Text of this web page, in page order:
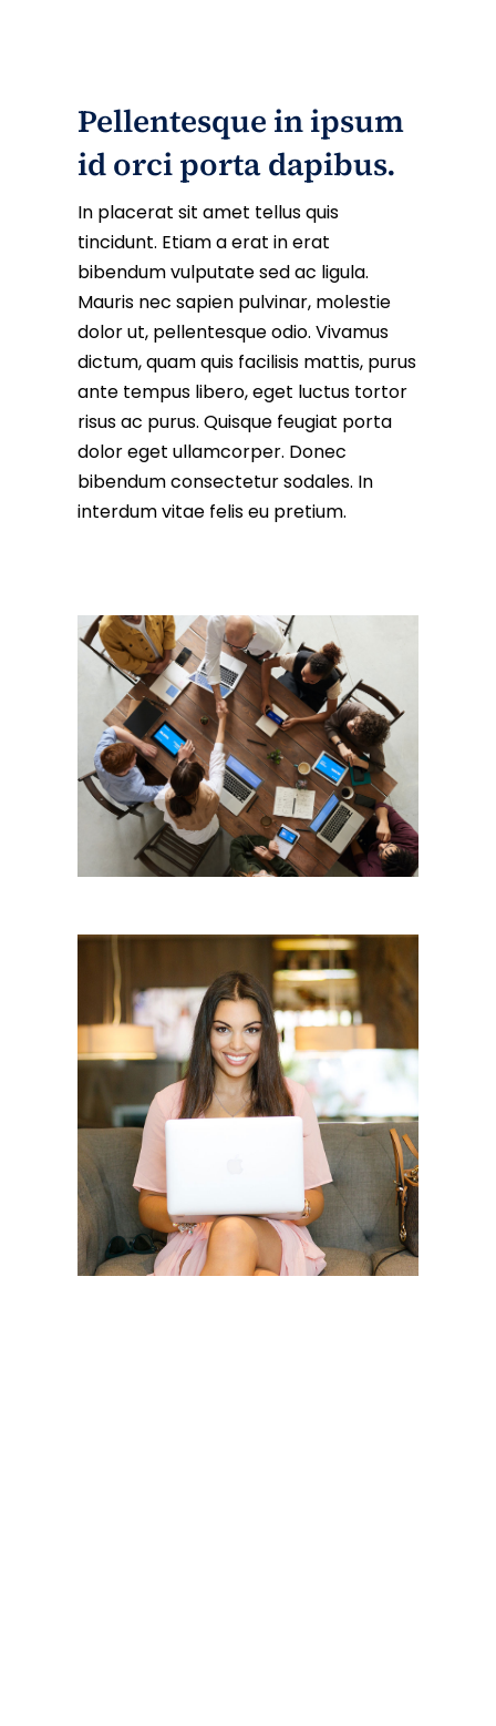
Pellentesque in ipsum
id orci porta dapibus.
In placerat sit amet tellus quis
tincidunt. Etiam a erat in erat
bibendum vulputate sed ac ligula.
Mauris nec sapien pulvinar, molestie
dolor ut, pellentesque odio. Vivamus
dictum, quam quis facilisis mattis, purus
ante tempus libero, eget luctus tortor
risus ac purus. Quisque feugiat porta
dolor eget ullamcorper. Donec
bibendum consectetur sodales. In
interdum vitae felis eu pretium.